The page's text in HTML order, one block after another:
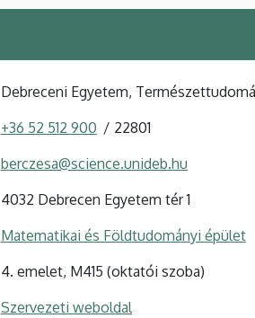
Debreceni Egyetem,
+36 52 512 900 22801
berczesa@science.unideb.hu
4032 Debrecen Egyetem tér 1
Matematikai és Földtudományi épület
4. emelet, M415 (oktatói szoba)
Szervezeti weboldal